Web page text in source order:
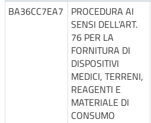
BA36CC7EA7
PROCEDURA AI
SENSI DELL’ART.
76 PER LA
FORNITURA DI
DISPOSITIVI
MEDICI, TERRENI,
REAGENTI E
MATERIALE DI
CONSUMO